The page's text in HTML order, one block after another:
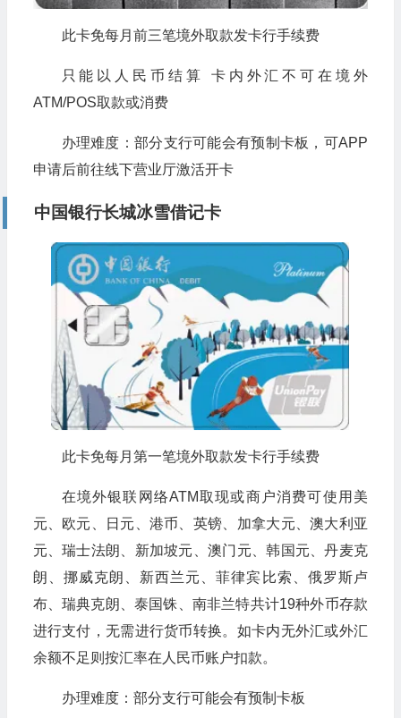
此卡免每月前三笔境外取款发卡行手续费
只能以人民币结算 卡内外汇不可在境外
ATM/POS取款或消费
办理难度：部分支行可能会有预制卡板，可APP
申请后前往线下营业厅激活开卡
中国银行长城冰雪借记卡
此卡免每月第一笔境外取款发卡行手续费
在境外银联网络ATM取现或商户消费可使用美
元、欧元、日元、港币、英镑、加拿大元、澳大利亚
元、瑞士法朗、新加坡元、澳门元、韩国元、丹麦克
朗、挪威克朗、新西兰元、菲律宾比索、俄罗斯卢
布、瑞典克朗、泰国铢、南非兰特共计19种外币存款
进行支付，无需进行货币转换。如卡内无外汇或外汇
余额不足则按汇率在人民币账户扣款。
办理难度：部分支行可能会有预制卡板